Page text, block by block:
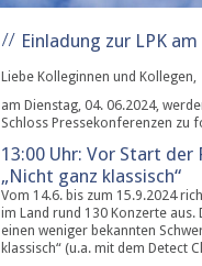
Einladung zur LPK
Liebe Kolleginnen und Kollegen,
am Dienstag, 04. 06.2024,
Schloss Pressekonferenzen
13:00 Uhr: Vor Start der
„Nicht ganz klassisch“
Vom 14.6. bis zum 15.9.2024
im Land rund 130 Konzerte
einen weniger bekannten
klassisch“ (u.a. mit dem Detect